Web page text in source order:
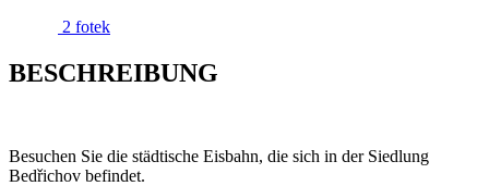
2 fotek
BESCHREIBUNG
Besuchen Sie die städtische Eisbahn, die sich in der Siedlung
Bedřichov befindet.